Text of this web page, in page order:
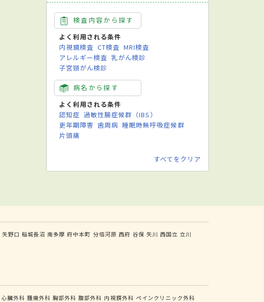
検査内容から探す
よく利用される条件
内視鏡検査 CT検査 MRI検査
アレルギー検査 乳がん検診
子宮頸がん検診
病名から探す
よく利用される条件
認知症 過敏性腸症候群（IBS）
更年期障害 歯周病 睡眠時無呼吸症候群
片頭痛
すべてをクリア
矢野口 稲城長沼 南多摩 府中本町 分倍河原 西府 谷保 矢川 西国立 立川
心臓外科 腫瘍外科 胸部外科 腹部外科 内視鏡外科 ペインクリニック外科